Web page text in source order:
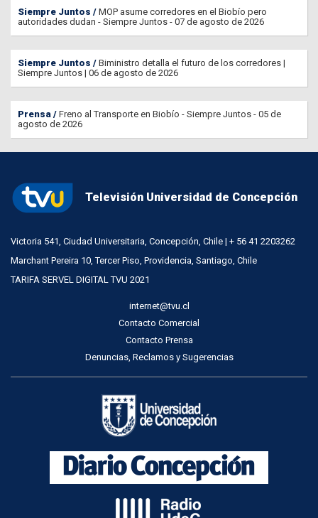
Siempre Juntos
MOP asume corredores en el Biobío pero
autoridades dudan - Siempre Juntos - 07 de agosto de 2026
Siempre Juntos
Biministro detalla el futuro de los corredores |
Siempre Juntos | 06 de agosto de 2026
Prensa
Freno al Transporte en Biobío - Siempre Juntos - 05 de
agosto de 2026
Televisión Universidad de Concepción
Victoria 541, Ciudad Universitaria, Concepción, Chile | + 56 41 2203262
Marchant Pereira 10, Tercer Piso, Providencia, Santiago, Chile
TARIFA SERVEL DIGITAL TVU 2021
internet@tvu.cl
Contacto Comercial
Contacto Prensa
Denuncias, Reclamos y Sugerencias